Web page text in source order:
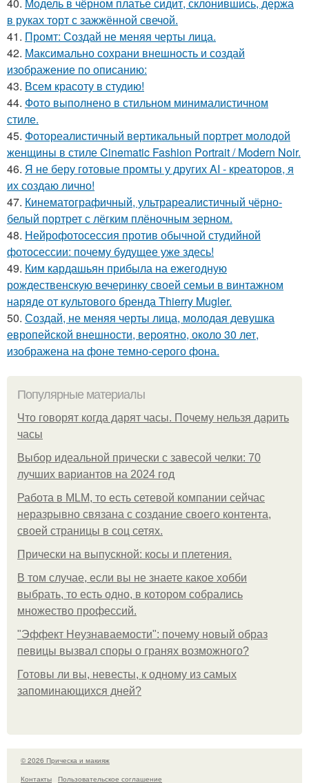
40. Модель в чёрном платье сидит, склонившись, держа
в руках торт с зажжённой свечой.
41. Промт: Создай не меняя черты лица.
42. Максимально сохрани внешность и создай
изображение по описанию:
43. Всем красоту в студию!
44. Фото выполнено в стильном минималистичном
стиле.
45. Фотореалистичный вертикальный портрет молодой
женщины в стиле Cinematic Fashion Portrait / Modern Noir.
46. Я не беру готовые промты у других AI - креаторов, я
их создаю лично!
47. Кинематографичный, ультрареалистичный чёрно-
белый портрет с лёгким плёночным зерном.
48. Нейрофотосессия против обычной студийной
фотосессии: почему будущее уже здесь!
49. Ким кардашьян прибыла на ежегодную
рождественскую вечеринку своей семьи в винтажном
наряде от культового бренда Thierry Mugler.
50. Создай, не меняя черты лица, молодая девушка
европейской внешности, вероятно, около 30 лет,
изображена на фоне темно-серого фона.
Популярные материалы
Что говорят когда дарят часы. Почему нельзя дарить
часы
Выбор идеальной прически с завесой челки: 70
лучших вариантов на 2024 год
Работа в MLM, то есть сетевой компании сейчас
неразрывно связана с создание своего контента,
своей страницы в соц сетях.
Прически на выпускной: косы и плетения.
В том случае, если вы не знаете какое хобби
выбрать, то есть одно, в котором собрались
множество профессий.
"Эффект Неузнаваемости": почему новый образ
певицы вызвал споры о гранях возможного?
Готовы ли вы, невесты, к одному из самых
запоминающихся дней?
© 2026 Прическа и макияж
Контакты
Пользовательское соглашение